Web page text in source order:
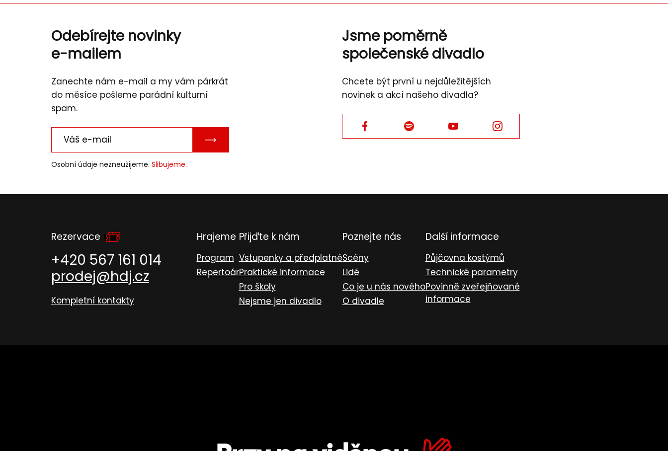
Odebírejte novinky
e-mailem
Zanechte nám e-mail a my vám párkrát
do měsíce pošleme parádní kulturní
spam.
POTVRDIT
E-
Osobní údaje nezneužijeme. Slibujeme.
Jsme poměrně
společenské divadlo
Chcete být první u nejdůležitějších
novinek a akcí našeho divadla?
Facebook Facebook Facebook Facebook
Rezervace
+420 567 161 014
prodej@hdj.cz
Kompletní kontakty
Hrajeme
Program
Repertoár
Přijďte k nám
Vstupenky a předplatné
Praktické informace
Pro školy
Nejsme jen divadlo
Poznejte nás
Scény
Lidé
Co je u nás nového
O divadle
Další informace
Půjčovna kostýmů
Technické parametry
Povinně zveřejňované
informace